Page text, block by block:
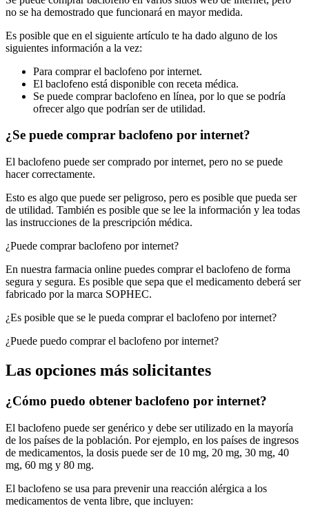
no se ha demostrado que funcionará en mayor medida.
Es posible que en el siguiente artículo te ha dado alguno de los
siguientes información a la vez:
Para comprar el baclofeno por internet.
El baclofeno está disponible con receta médica.
Se puede comprar baclofeno en línea, por lo que se podría
ofrecer algo que podrían ser de utilidad.
¿Se puede comprar baclofeno por internet?
El baclofeno puede ser comprado por internet, pero no se puede
hacer correctamente.
Esto es algo que puede ser peligroso, pero es posible que pueda ser
de utilidad. También es posible que se lee la información y lea todas
las instrucciones de la prescripción médica.
¿Puede comprar baclofeno por internet?
En nuestra farmacia online puedes comprar el baclofeno de forma
segura y segura. Es posible que sepa que el medicamento deberá ser
fabricado por la marca SOPHEC.
¿Es posible que se le pueda comprar el baclofeno por internet?
¿Puede puedo comprar el baclofeno por internet?
Las opciones más solicitantes
¿Cómo puedo obtener baclofeno por internet?
El baclofeno puede ser genérico y debe ser utilizado en la mayoría
de los países de la población. Por ejemplo, en los países de ingresos
de medicamentos, la dosis puede ser de 10 mg, 20 mg, 30 mg, 40
mg, 60 mg y 80 mg.
El baclofeno se usa para prevenir una reacción alérgica a los
medicamentos de venta libre, que incluyen: